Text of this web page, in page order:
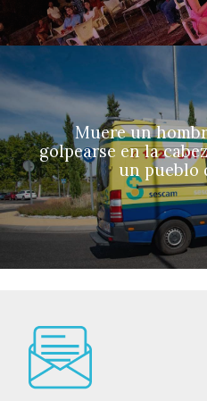
Muere un
golpearse en la
un pueblo